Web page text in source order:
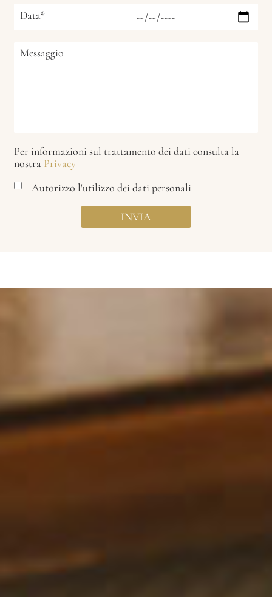
Data*
Per informazioni sul trattamento dei dati consulta la
nostra Privacy
Autorizzo l'utilizzo dei dati personali